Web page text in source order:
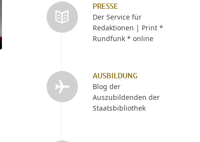
PRESSE
Der Service für
Redaktionen | Print *
Rundfunk * online
AUSBILDUNG
Blog der
Auszubildenden der
Staatsbibliothek